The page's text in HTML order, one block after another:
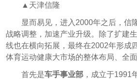
▲天津信隆
显而易见，进入2000年之后，信
战略调整，加速产业升级。除了扩建
线也在横向拓展，最终在2002年形成
体育运动健康大市场的整体布局、全面
首先是车手事业部，成立于1991